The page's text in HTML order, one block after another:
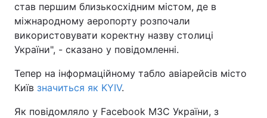
став першим близькосхідним містом, де в
міжнародному аеропорту розпочали
використовувати коректну назву столиці
України", - сказано у повідомленні.
Тепер на інформаційному табло авіарейсів місто
Київ значиться як KYIV.
Як повідомляло у Facebook МЗС України, з